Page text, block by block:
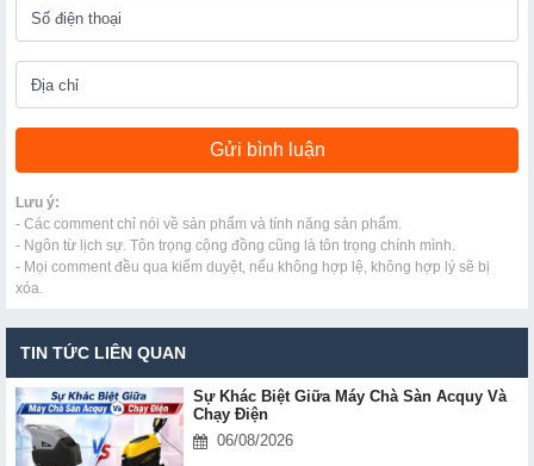
Lưu ý:
- Các comment chỉ nói về sản phẩm và tính năng sản phẩm.
- Ngôn từ lịch sự. Tôn trọng cộng đồng cũng là tôn trọng chính mình.
- Mọi comment đều qua kiểm duyệt, nếu không hợp lệ, không hợp lý sẽ bị
xóa.
TIN TỨC LIÊN QUAN
Sự Khác Biệt Giữa Máy Chà Sàn Acquy Và
Chạy Điện
06/08/2026